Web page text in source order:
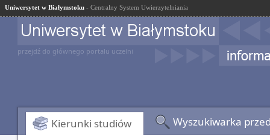
Uniwersytet w Białymstoku - Centralny System Uwierzytelniania
przejdź do głównego portalu uczelni
Kierunki studiów Wyszukiwarka